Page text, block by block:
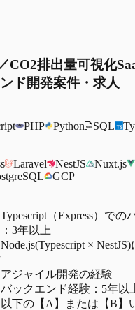
CO2排出量可視化
ド開発案件・求人
PHP Python SQL
Laravel NestJS
Nuxt.js
GCP
Typescript（Express）での
3年以上
Node.js(Typescript ×
アジャイル開発の経験
バックエンド経験：5年以
以下の【A】または【B】